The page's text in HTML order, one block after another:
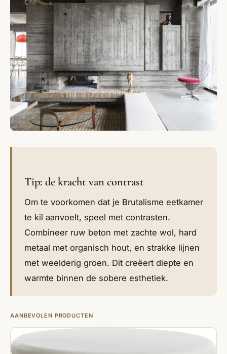
Tip: de kracht van contrast
Om te voorkomen dat je Brutalisme eetkamer
te kil aanvoelt, speel met contrasten.
Combineer ruw beton met zachte wol, hard
metaal met organisch hout, en strakke lijnen
met weelderig groen. Dit creëert diepte en
warmte binnen de sobere esthetiek.
AANBEVOLEN PRODUCTEN